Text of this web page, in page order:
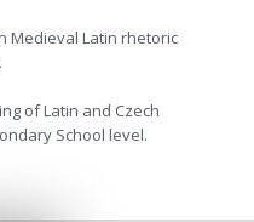
Medieval Latin rhetoric
of Latin and Czech
School level.